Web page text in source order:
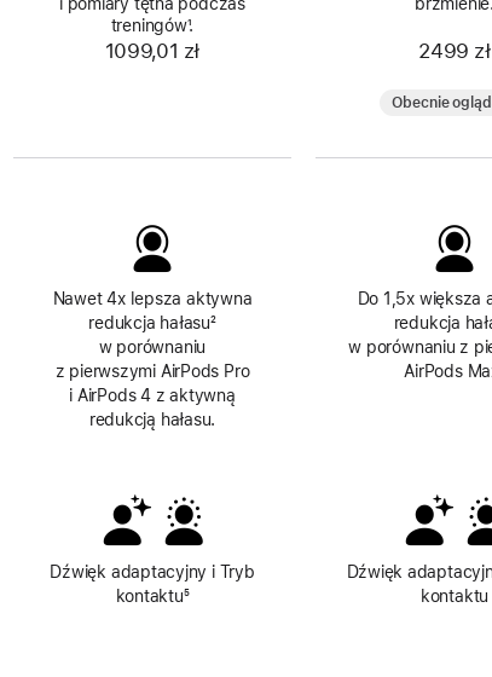
treningówPrzypis
¹.
1099,01 zł
Nawet 4x lepsza aktywna
redukcja hałasuPrzypis
²
w porównaniu
z pierwszymi AirPods Pro
i AirPods 4 z aktywną
redukcją hałasu.
Dźwięk adaptacyjny i Tryb
kontaktuPrzypis
⁵
2499 zł
Obecnie
Do 1,5x większa
redukcja
w porównaniu z
AirPods
Dźwięk
kontaktu